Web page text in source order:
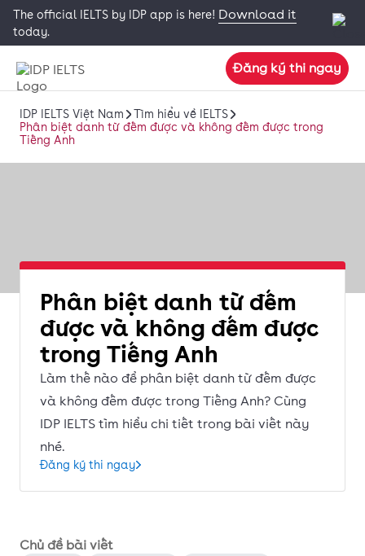
The official IELTS by IDP app is here! Download it
today.
Đăng ký thi ngay
IDP IELTS Việt Nam
Tìm hiểu về IELTS
Phân biệt danh từ đếm được và không đếm được trong
Tiếng Anh
Phân biệt danh từ đếm
được và không đếm được
trong Tiếng Anh
Làm thế nào để phân biệt danh từ đếm được
và không đếm được trong Tiếng Anh? Cùng
IDP IELTS tìm hiểu chi tiết trong bài viết này
nhé.
Đăng ký thi ngay
Chủ đề bài viết